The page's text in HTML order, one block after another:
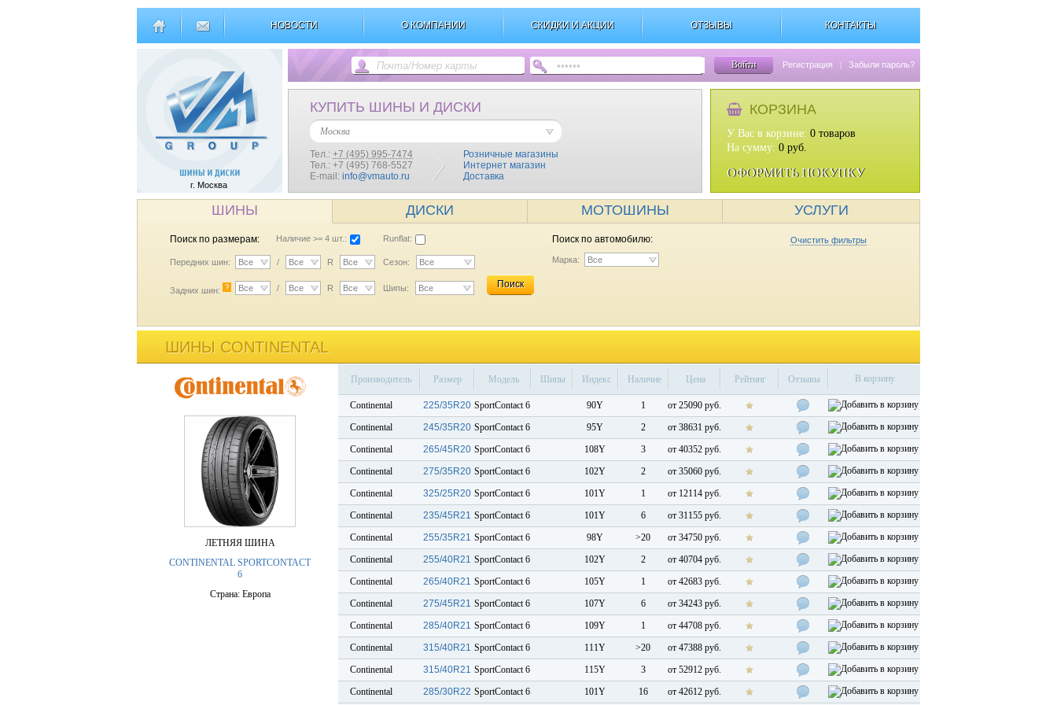
НОВОСТИ О КОМПАНИИ СКИДКИ И АКЦИИ ОТЗЫВЫ КОНТАКТЫ
г. Москва
Войти Регистрация | Забыли пароль?
КУПИТЬ ШИНЫ И ДИСКИ
Москва
Тел.: +7 (495) 995-7474
Тел.: +7 (495) 768-5527
E-mail: info@vmauto.ru
Розничные магазины
Интернет магазин
Доставка
КОРЗИНА
У Вас в корзине: 0 товаров
На сумму: 0 руб.
ОФОРМИТЬ ПОКУПКУ
ШИНЫ ДИСКИ МОТОШИНЫ УСЛУГИ
Поиск по размерам: Наличие >= 4 шт.: Runflat:
Передних шин: Все / Все R Все Сезон: Все
Задних шин: ? Все / Все R Все Шипы: Все Поиск
Поиск по автомобилю: Очистить фильтры
Марка: Все
ШИНЫ CONTINENTAL
ЛЕТНЯЯ ШИНА
CONTINENTAL SPORTCONTACT
6
Страна: Европа
Производитель Размер Модель Шипы Индекс Наличие Цена Рейтинг Отзывы В корзину
Continental 225/35R20 SportContact 6 90Y 1
от 25090 руб.
Continental
245/35R20 SportContact 6 95Y 2
от 38631 руб.
Continental
265/45R20 SportContact 6 108Y 3
от 40352 руб.
Continental
275/35R20 SportContact 6 102Y 2
от 35060 руб.
Continental
325/25R20 SportContact 6 101Y 1
от 12114 руб.
Continental
235/45R21 SportContact 6 101Y 6
от 31155 руб.
Continental
255/35R21 SportContact 6 98Y >20
от 34750 руб.
Continental
255/40R21 SportContact 6 102Y 2
от 40704 руб.
Continental
265/40R21 SportContact 6 105Y 1
от 42683 руб.
Continental
275/45R21 SportContact 6 107Y 6
от 34243 руб.
Continental
285/40R21 SportContact 6 109Y 1
от 44708 руб.
Continental
315/40R21 SportContact 6 111Y >20
от 47388 руб.
Continental
315/40R21 SportContact 6 115Y 3
от 52912 руб.
Continental
285/30R22 SportContact 6 101Y 16 от 42612 руб.